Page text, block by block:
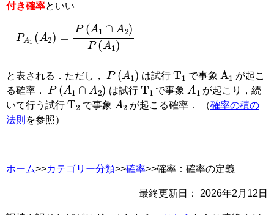
付き確率といい
PA 1 A 2 (A1∩A 2)P(A
と表される．ただし，
P( A 1 )
は試行
T1
で事象
A
が起こ
る確率．
P( A1∩A2)
は試行
T1
で事象
A1
が起こり，続
いて行う試行
T2
で事象
A2
が起こる確率． （確率の積の
法則 を参照）
ホーム>>カテゴリー分類>>確率>>確率：確率の定義
最終更新日： 2026年2月12日